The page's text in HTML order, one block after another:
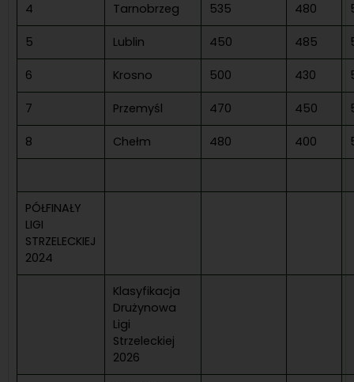
4 Tarnobrzeg 535 480
5 Lublin 450 485
6 Krosno 500 430
7 Przemyśl 470 450
8 Chełm 480 400
PÓŁFINAŁY
LIGI
STRZELECKIEJ
2024
Klasyfikacja
Drużynowa
Ligi
Strzeleckiej
2026